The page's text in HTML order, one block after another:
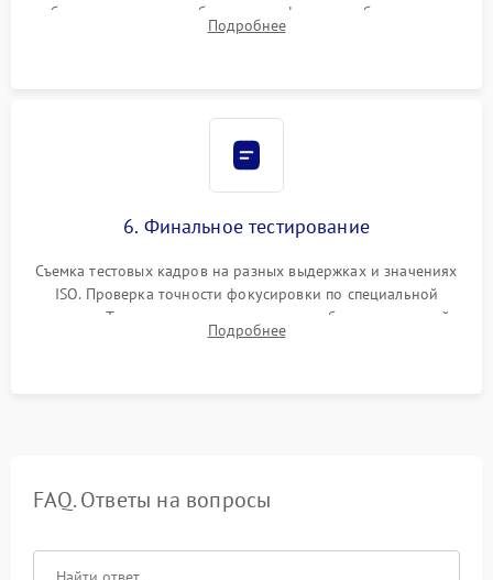
рабочего отрезка, калибровка автофокуса, стабилизатора и
экспозамера с помощью сервисного ПО.
Подробнее
6. Финальное тестирование
Съемка тестовых кадров на разных выдержках и значениях
ISO. Проверка точности фокусировки по специальной
мишени. Тест записи на карту памяти, работы встроенной
вспышки, микрофона и всех кнопок управления.
Подробнее
FAQ. Ответы на вопросы